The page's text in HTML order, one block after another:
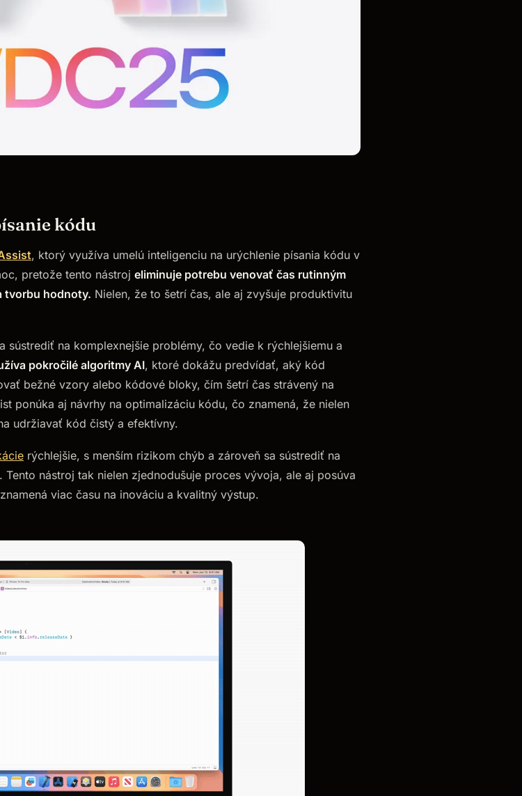
kódu
, ktorý využíva umelú inteligenciu na urýchlenie písania kódu v
pretože tento nástroj eliminuje potrebu venovať čas rutinným
tvorbu hodnoty. Nielen, že to šetrí čas, ale aj zvyšuje produktivitu
sústrediť na komplexnejšie problémy, čo vedie k rýchlejšiemu a
pokročilé algoritmy AI, ktoré dokážu predvídať, aký kód
bežné vzory alebo kódové bloky, čím šetrí čas strávený na
ponúka aj návrhy na optimalizáciu kódu, čo znamená, že nielen
udržiavať kód čistý a efektívny.
rýchlejšie, s menším rizikom chýb a zároveň sa sústrediť na
nástroj tak nielen zjednodušuje proces vývoja, ale aj posúva
viac času na inováciu a kvalitný výstup.